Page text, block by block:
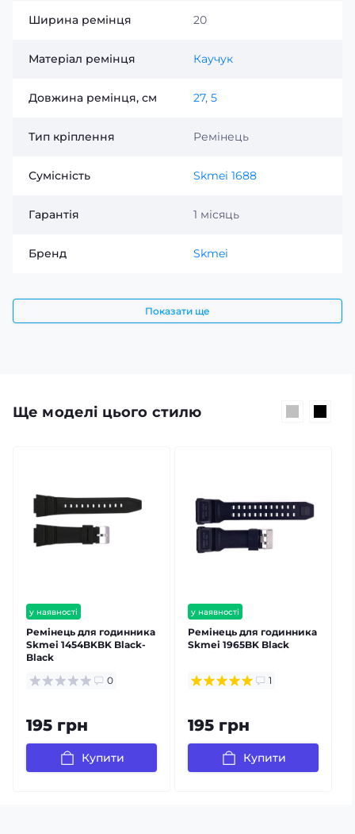
Ширина ремінця 20
Матеріал ремінця Каучук
Довжина ремінця, см 27, 5
Тип кріплення Ремінець
Сумісність Skmei 1688
Гарантія 1 місяць
Бренд Skmei
Показати ще
Ще моделі цього стилю
у наявності
Ремінець для годинника
Skmei 1454BKBK Black-
Black
0
195 грн
Купити
у наявності
Ремінець для годинника
Skmei 1965BK Black
1
195 грн
Купити